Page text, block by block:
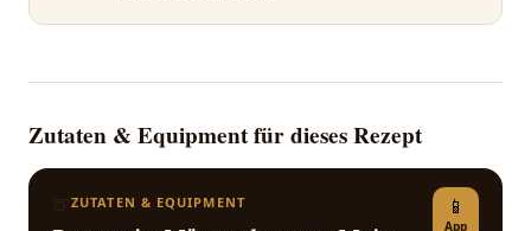
Zutaten & Equipment für dieses Rezept
ZUTATEN & EQUIPMENT 📱
App